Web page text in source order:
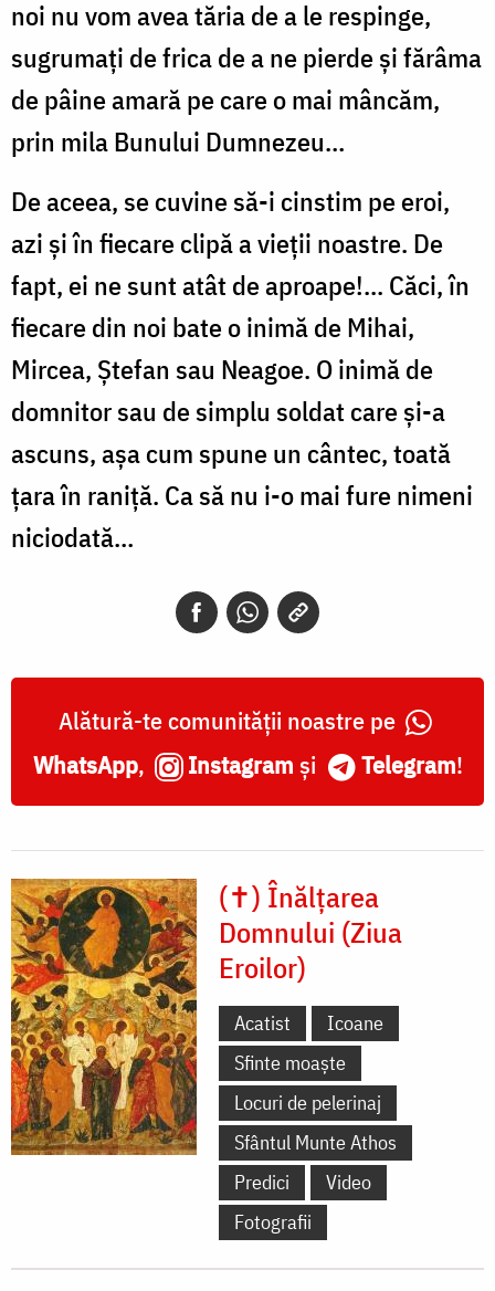
noi nu vom avea tăria de a le respinge,
sugrumaţi de frica de a ne pierde şi fărâma
de pâine amară pe care o mai mâncăm,
prin mila Bunului Dumnezeu…
De aceea, se cuvine să-i cinstim pe eroi,
azi şi în fiecare clipă a vieţii noastre. De
fapt, ei ne sunt atât de aproape!... Căci, în
fiecare din noi bate o inimă de Mihai,
Mircea, Ştefan sau Neagoe. O inimă de
domnitor sau de simplu soldat care şi-a
ascuns, aşa cum spune un cântec, toată
ţara în raniţă. Ca să nu i-o mai fure nimeni
niciodată…
Alătură-te comunității noastre pe
WhatsApp, Instagram și Telegram!
(✝) Înălțarea
Domnului (Ziua
Eroilor)
Acatist
Icoane
Sfinte moaște
Locuri de pelerinaj
Sfântul Munte Athos
Predici
Video
Fotografii